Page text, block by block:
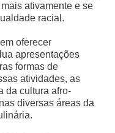
ativamente e se
racial.
oferecer
apresentações
formas de
atividades, as
da cultura afro-
diversas áreas da